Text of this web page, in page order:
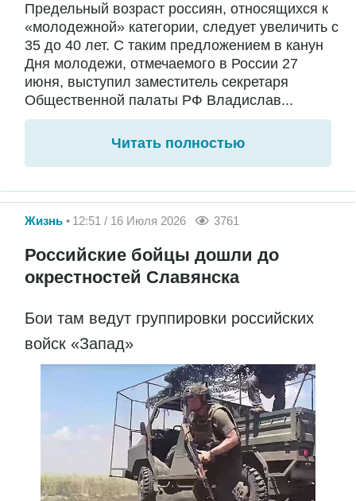
Предельный возраст россиян, относящихся к
«молодежной» категории, следует увеличить с
35 до 40 лет. С таким предложением в канун
Дня молодежи, отмечаемого в России 27
июня, выступил заместитель секретаря
Общественной палаты РФ Владислав...
Читать полностью
Жизнь 12:51 / 16 Июля 2026 3761
Российские бойцы дошли до
окрестностей Славянска
Бои там ведут группировки российских
войск «Запад»